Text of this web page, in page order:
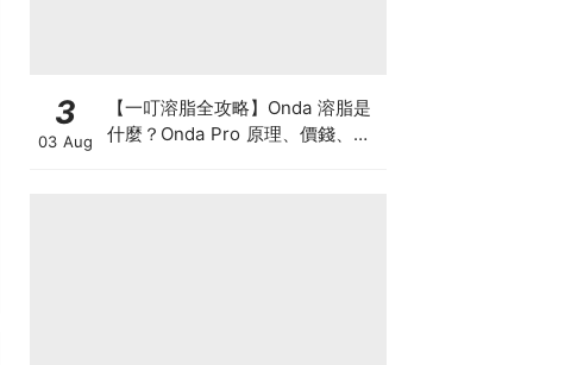
3
03 Aug
【一叮溶脂全攻略】Onda 溶脂是
什麼？Onda Pro 原理、價錢、次